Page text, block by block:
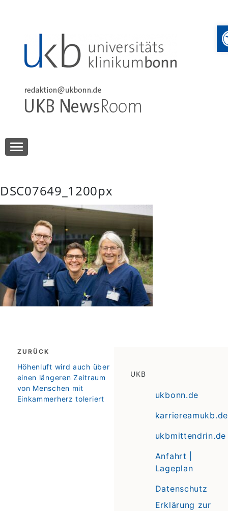
UKB NewsRoom
DSC07649_1200px
Beitragsnavigation
ZURÜCK
zurück
Höhenluft wird auch über
einen längeren Zeitraum
von Menschen mit
Einkammerherz toleriert
UKB
ukbonn.de
karriereamukb.de
ukbmittendrin.de
Anfahrt |
Lageplan
Datenschutz
Erklärung zur